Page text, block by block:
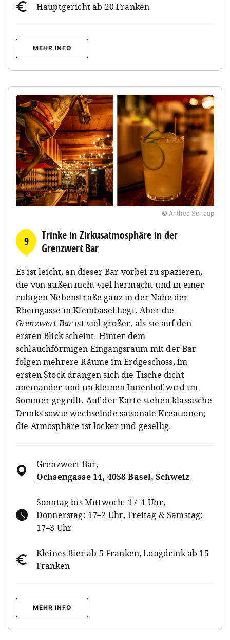
Hauptgericht ab 20 Franken
MEHR INFO
© Anthea Schaap
9
Trinke in Zirkusatmosphäre in der
Grenzwert Bar
Es ist leicht, an dieser Bar vorbei zu spazieren,
die von außen nicht viel hermacht und in einer
ruhigen Nebenstraße ganz in der Nähe der
Rheingasse in Kleinbasel liegt. Aber die
Grenzwert Barist viel größer, als sie auf den
ersten Blick scheint. Hinter dem
schlauchförmigen Eingangsraum mit der Bar
folgen mehrere Räume im Erdgeschoss, im
ersten Stock drängen sich die Tische dicht
aneinander und im kleinen Innenhof wird im
Sommer gegrillt. Auf der Karte stehen klassische
Drinks sowie wechselnde saisonale Kreationen;
die Atmosphäre ist locker und gesellig.
Grenzwert Bar,
Ochsengasse 14, 4058 Basel, Schweiz
Sonntag bis Mittwoch: 17–1 Uhr,
Donnerstag: 17–2 Uhr, Freitag & Samstag:
17–3 Uhr
Kleines Bier ab 5 Franken, Longdrink ab 15
Franken
MEHR INFO